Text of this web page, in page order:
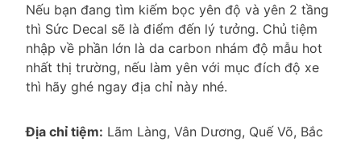
Nếu bạn đang tìm kiếm bọc yên độ và yên 2 tầng
thì Sức Decal sẽ là điểm đến lý tưởng. Chủ tiệm
nhập về phần lớn là da carbon nhám độ mẫu hot
nhất thị trường, nếu làm yên với mục đích độ xe
thì hãy ghé ngay địa chỉ này nhé.
Địa chỉ tiệm: Lãm Làng, Vân Dương, Quế Võ, Bắc